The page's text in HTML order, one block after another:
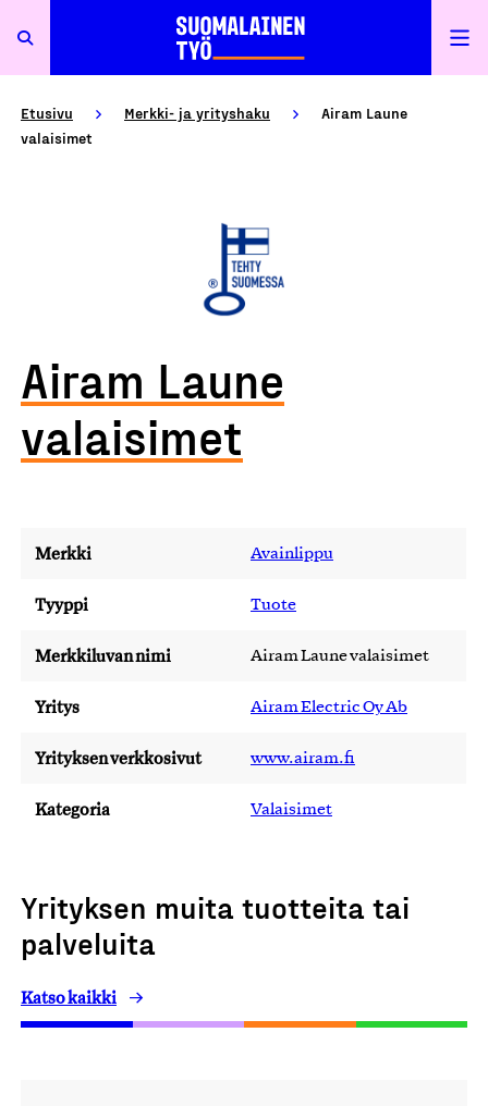
Etusivu Merkki- ja yrityshaku
Airam Laune
valaisimet
Airam Laune
valaisimet
Merkki Avainlippu
Tyyppi Tuote
Merkkiluvan nimi Airam Laune valaisimet
Yritys Airam Electric Oy Ab
Yrityksen verkkosivut www.airam.fi
Kategoria Valaisimet
Yrityksen muita tuotteita tai
palveluita
Katso kaikki